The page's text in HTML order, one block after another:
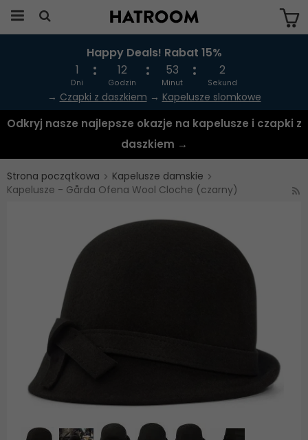
Produkten har blivit tillagd i varukorgen
Happy Deals! Rabat 15%
1
Dni
12
Godzin
53
Minut
2
Sekund
→ Czapki z daszkiem → Kapelusze slomkowe
Odkryj nasze najlepsze okazje na kapelusze i czapki z
daszkiem →
Strona początkowa
Kapelusze damskie
Kapelusze - Gårda Ofena Wool Cloche (czarny)